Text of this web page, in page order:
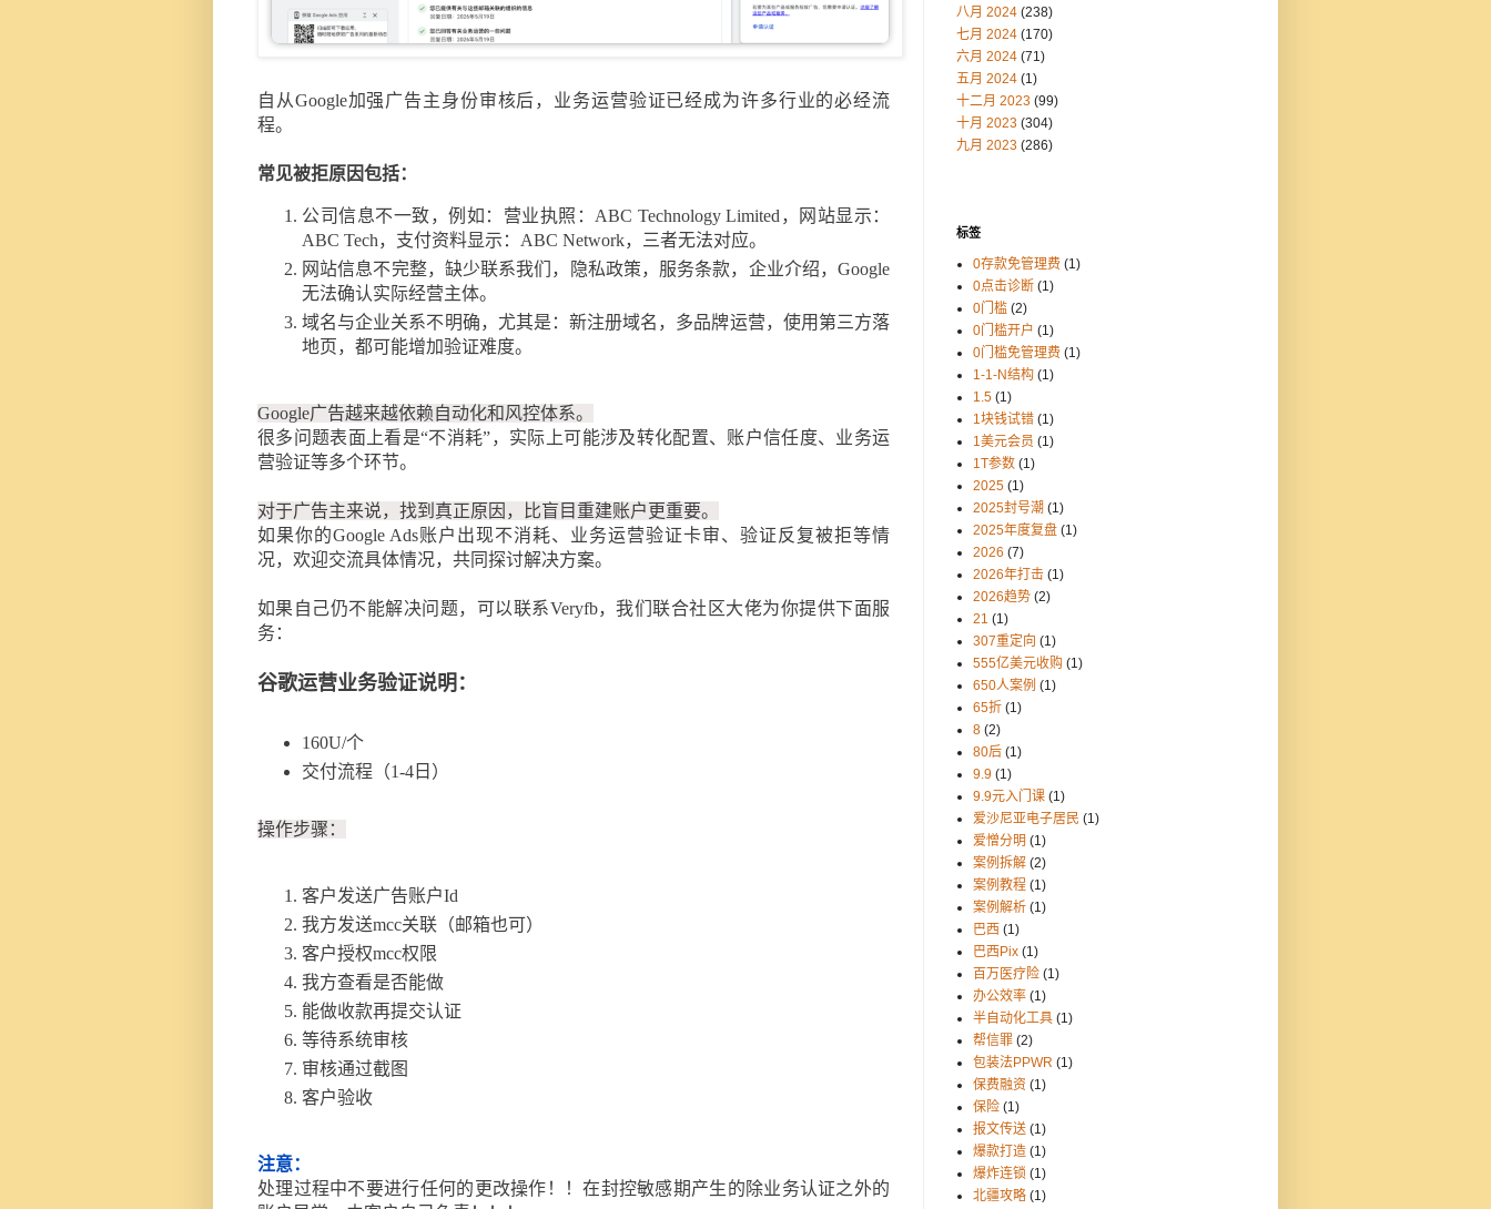
自从Google加强广告主身份审核后，业务运营验证已经成为许多行业的必经流
程。
常见被拒原因包括：
公司信息不一致，例如：营业执照：ABC Technology Limited，网站显示：
ABC Tech，支付资料显示：ABC Network，三者无法对应。
网站信息不完整，缺少联系我们，隐私政策，服务条款，企业介绍，Google
无法确认实际经营主体。
域名与企业关系不明确，尤其是：新注册域名，多品牌运营，使用第三方落
地页，都可能增加验证难度。
Google广告越来越依赖自动化和风控体系。
很多问题表面上看是“不消耗”，实际上可能涉及转化配置、账户信任度、业务运
营验证等多个环节。
对于广告主来说，找到真正原因，比盲目重建账户更重要。
如果你的Google Ads账户出现不消耗、业务运营验证卡审、验证反复被拒等情
况，欢迎交流具体情况，共同探讨解决方案。
如果自己仍不能解决问题，可以联系Veryfb，我们联合社区大佬为你提供下面服
务：
谷歌运营业务验证说明：
160U/个
交付流程（1-4日）
操作步骤：
客户发送广告账户Id
我方发送mcc关联（邮箱也可）
客户授权mcc权限
我方查看是否能做
能做收款再提交认证
等待系统审核
审核通过截图
客户验收
注意：
处理过程中不要进行任何的更改操作！！在封控敏感期产生的除业务认证之外的
八月 2024 (238)
七月 2024 (170)
六月 2024 (71)
五月 2024 (1)
十二月 2023 (99)
十月 2023 (304)
九月 2023 (286)
标签
0存款免管理费 (1)
0点击诊断 (1)
0门槛 (2)
0门槛开户 (1)
0门槛免管理费 (1)
1-1-N结构 (1)
1.5 (1)
1块钱试错 (1)
1美元会员 (1)
1T参数 (1)
2025 (1)
2025封号潮 (1)
2025年度复盘 (1)
2026 (7)
2026年打击 (1)
2026趋势 (2)
21 (1)
307重定向 (1)
555亿美元收购 (1)
650人案例 (1)
65折 (1)
8 (2)
80后 (1)
9.9 (1)
9.9元入门课 (1)
爱沙尼亚电子居民 (1)
爱憎分明 (1)
案例拆解 (2)
案例教程 (1)
案例解析 (1)
巴西 (1)
巴西Pix (1)
百万医疗险 (1)
办公效率 (1)
半自动化工具 (1)
帮信罪 (2)
包装法PPWR (1)
保费融资 (1)
保险 (1)
报文传送 (1)
爆款打造 (1)
爆炸连锁 (1)
北疆攻略 (1)